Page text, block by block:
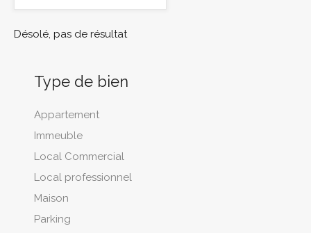
Désolé, pas de résultat
Type de bien
Appartement
Immeuble
Local Commercial
Local professionnel
Maison
Parking